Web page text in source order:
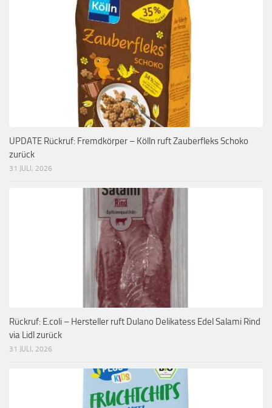
UPDATE Rückruf: Fremdkörper – Kölln ruft Zauberfleks Schoko
zurück
31 JULI, 2026
Rückruf: E.coli – Hersteller ruft Dulano Delikatess Edel Salami Rind
via Lidl zurück
31 JULI, 2026